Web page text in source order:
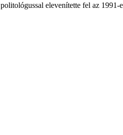
elevenítette fel az 1991-